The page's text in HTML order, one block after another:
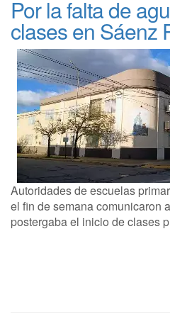
Por la falta de
clases en Sáenz
Autoridades de escuelas
el fin de semana comunicaron
postergaba el inicio de clases